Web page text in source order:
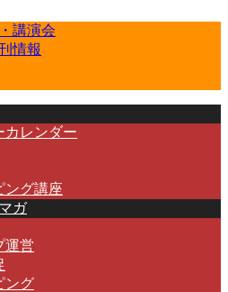
講演会
情報
カレンダー
ング講座
ガ
運営
ング